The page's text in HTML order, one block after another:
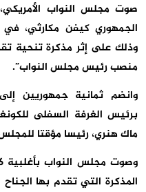
صوت مجلس النواب
الجمهوري كيفن مكارثي، في
وذلك على إثر مذكرة تنحية
منصب رئيس مجلس النواب”.
وانضم ثمانية جمهوريين
برئيس الغرفة السفلى
ماك هنري، رئيسا مؤقتا
المذكرة التي تقدم بها